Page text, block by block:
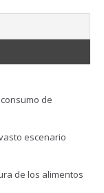
de
escenario
de los alimentos